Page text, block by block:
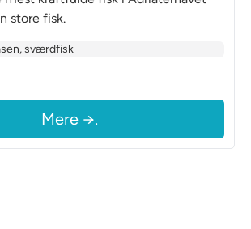
store fisk.
sværdfisk
Mere →.